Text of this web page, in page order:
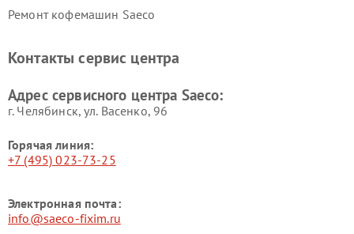
Ремонт кофемашин Saeco
Контакты сервис центра
Адрес сервисного центра Saeco:
г. Челябинск, ул. Васенко, 96
Горячая линия:
+7 (495) 023-73-25
Электронная почта:
info@saeco-fixim.ru